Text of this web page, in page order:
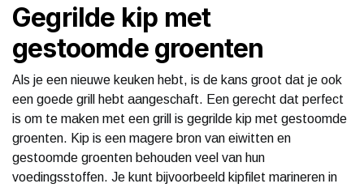
Gegrilde kip met
gestoomde groenten
Als je een nieuwe keuken hebt, is de kans groot dat je ook
een goede grill hebt aangeschaft. Een gerecht dat perfect
is om te maken met een grill is gegrilde kip met gestoomde
groenten. Kip is een magere bron van eiwitten en
gestoomde groenten behouden veel van hun
voedingsstoffen. Je kunt bijvoorbeeld kipfilet marineren in